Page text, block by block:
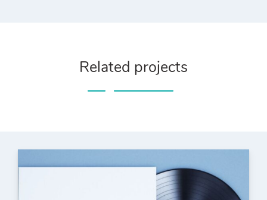
Related projects